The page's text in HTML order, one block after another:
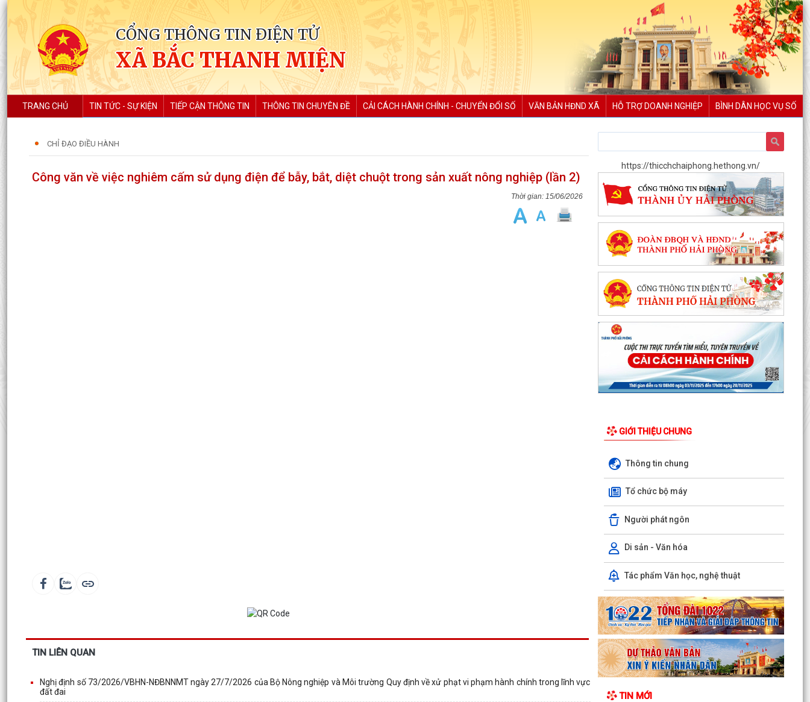
CỔNG THÔNG TIN ĐIỆN TỬ
XÃ BẮC THANH MIỆN
TRANG CHỦ TIN TỨC - SỰ KIỆN TIẾP CẬN THÔNG TIN THÔNG TIN CHUYÊN ĐỀ CẢI CÁCH HÀNH CHÍNH - CHUYỂN ĐỔI SỐ VĂN BẢN HĐND XÃ HỖ TRỢ DOANH NGHIỆP BÌNH DÂN HỌC VỤ SỐ
CHỈ ĐẠO ĐIỀU HÀNH
Công văn về việc nghiêm cấm sử dụng điện để bẫy, bắt, diệt chuột trong sản xuất nông nghiệp (lần 2)
15/06/2026
TIN LIÊN QUAN
Nghị định số 73/2026/VBHN-NĐBNNMT ngày 27/7/2026 của Bộ Nông nghiệp và Môi trường Quy định về xử phạt vi phạm hành chính trong lĩnh vực
đất đai
https://thicchchaiphong.hethong.vn/
GIỚI THIỆU CHUNG
Thông tin chung
Tổ chức bộ máy
Người phát ngôn
Di sản - Văn hóa
Tác phẩm Văn học, nghệ thuật
TIN MỚI
Nghị định số 73/2026/VBHN-NĐBNNMT ngày
27/7/2026 của Bộ Nông nghiệp và Môi trường
Quy định về xử...
Quyết định số 3091/QĐ-UBND ngày 05/8/2026
của Chủ tịch UBND thành phố về việc công bố
thủ tục hành...
Quyết định số 3039/QĐ-UBND ngày 31/7/2026
của Chủ tịch UBND thành phố về việc công bố
danh mục thủ...
Công văn triển khai thực hiện Nghị định số
281/2026/NĐ-CP ngày 13/7/2026 của Chính
phủ và Văn bản...
Công văn phối hợp triển khai các hoạt động
động công...